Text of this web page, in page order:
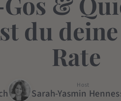
du
Rate
Host
Sarah-Yasmin